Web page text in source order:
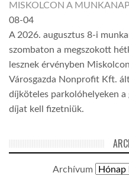
MISKOLCON A
08-04
A 2026. augusztus 8-i
szombaton a megszokott
lesznek érvényben
Városgazda Nonprofit Kft.
díjköteles parkolóhelyeken
díjat kell fizetniük.
Archívum